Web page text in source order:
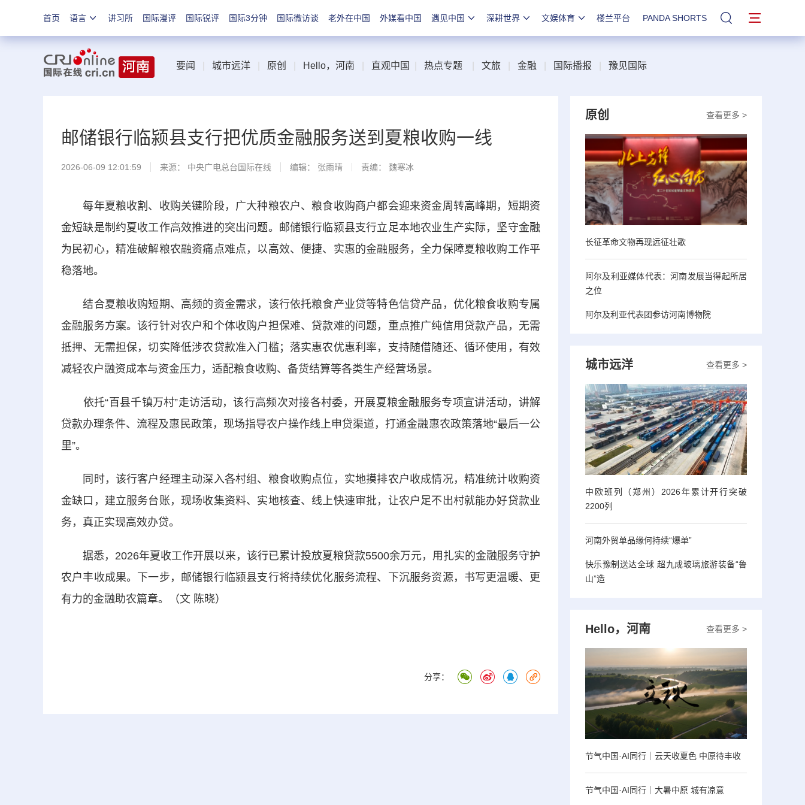
首页 语言 讲习所 国际漫评 国际锐评 国际3分钟 国际微访谈 老外在中国 外媒看中国 遇见中国 深耕世界 文娱体育 楼兰平台 PANDA SHORTS 站内搜索
要闻 城市远洋 原创 Hello，河南 直观中国 热点专题 文旅 金融 国际播报 豫见国际
邮储银行临颍县支行把优质金融服务送到夏粮收购一线
2026-06-09 12:01:59 来源： 中央广电总台国际在线 编辑： 张雨晴 责编： 魏寒冰
每年夏粮收割、收购关键阶段，广大种粮农户、粮食收购商户都会迎来资金周转高峰期，短期资
金短缺是制约夏收工作高效推进的突出问题。邮储银行临颍县支行立足本地农业生产实际，坚守金融
为民初心，精准破解粮农融资痛点难点，以高效、便捷、实惠的金融服务，全力保障夏粮收购工作平
稳落地。
结合夏粮收购短期、高频的资金需求，该行依托粮食产业贷等特色信贷产品，优化粮食收购专属
金融服务方案。该行针对农户和个体收购户担保难、贷款难的问题，重点推广纯信用贷款产品，无需
抵押、无需担保，切实降低涉农贷款准入门槛；落实惠农优惠利率，支持随借随还、循环使用，有效
减轻农户融资成本与资金压力，适配粮食收购、备货结算等各类生产经营场景。
依托“百县千镇万村”走访活动，该行高频次对接各村委，开展夏粮金融服务专项宣讲活动，讲解
贷款办理条件、流程及惠民政策，现场指导农户操作线上申贷渠道，打通金融惠农政策落地“最后一公
里”。
同时，该行客户经理主动深入各村组、粮食收购点位，实地摸排农户收成情况，精准统计收购资
金缺口，建立服务台账，现场收集资料、实地核查、线上快速审批，让农户足不出村就能办好贷款业
务，真正实现高效办贷。
据悉，2026年夏收工作开展以来，该行已累计投放夏粮贷款5500余万元，用扎实的金融服务守护
农户丰收成果。下一步，邮储银行临颍县支行将持续优化服务流程、下沉服务资源，书写更温暖、更
有力的金融助农篇章。（文 陈晓）
分享：
查看更多 >
原创
长征革命文物再现远征壮歌
阿尔及利亚媒体代表：河南发展当得起所居
之位
阿尔及利亚代表团参访河南博物院
查看更多 >
城市远洋
中欧班列（郑州）2026年累计开行突破
2200列
河南外贸单品缘何持续“爆单”
快乐豫制送达全球 超九成玻璃旅游装备“鲁
山”造
查看更多 >
Hello，河南
节气中国·AI同行｜云天收夏色 中原待丰收
节气中国·AI同行｜大暑中原 城有凉意